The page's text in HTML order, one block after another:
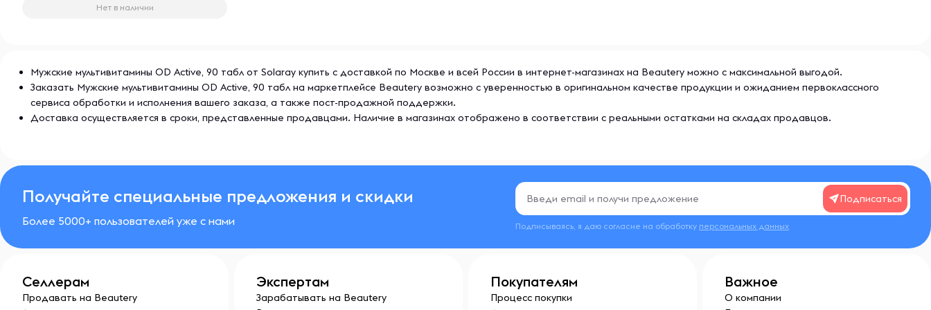
натуральные средства, которые помогают поддерживать здоровье и улучшать
Нет в наличии
Мужские мультивитамины OD Active, 90 табл от Solaray купить с доставкой по Москве и всей России в интернет-магазинах на Beautery можно с максимальной выгодой.
Заказать Мужские мультивитамины OD Active, 90 табл на маркетплейсе Beautery возможно с уверенностью в оригинальном качестве продукции и ожиданием первоклассного
сервиса обработки и исполнения вашего заказа, а также пост-продажной поддержки.
Доставка осуществляется в сроки, представленные продавцами. Наличие в магазинах отображено в соответствии с реальными остатками на складах продавцов.
Получайте специальные предложения и скидки
Более 5000+ пользователей уже с нами
Подписаться
Подписываясь, я даю согласие на обработку персональных данных
Селлерам
Продавать на Beautery
Экспертам
Зарабатывать на Beautery
Покупателям
Процесс покупки
Важное
О компании